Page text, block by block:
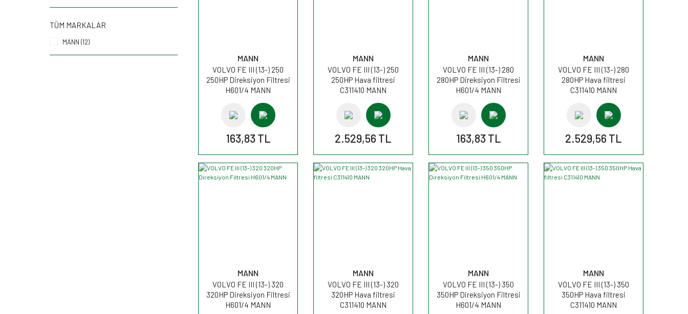
TÜM MARKALAR
MANN (12)
MANN
VOLVO FE III (13-) 250
250HP Direksiyon Filtresi
H601/4 MANN
163,83 TL
MANN
VOLVO FE III (13-) 250
250HP Hava filtresi
C311410 MANN
2.529,56 TL
MANN
VOLVO FE III (13-) 280
280HP Direksiyon Filtresi
H601/4 MANN
163,83 TL
MANN
VOLVO FE III (13-) 280
280HP Hava filtresi
C311410 MANN
2.529,56 TL
MANN
VOLVO FE III (13-) 320
320HP Direksiyon Filtresi
H601/4 MANN
MANN
VOLVO FE III (13-) 320
320HP Hava filtresi
C311410 MANN
MANN
VOLVO FE III (13-) 350
350HP Direksiyon Filtresi
H601/4 MANN
MANN
VOLVO FE III (13-) 350
350HP Hava filtresi
C311410 MANN